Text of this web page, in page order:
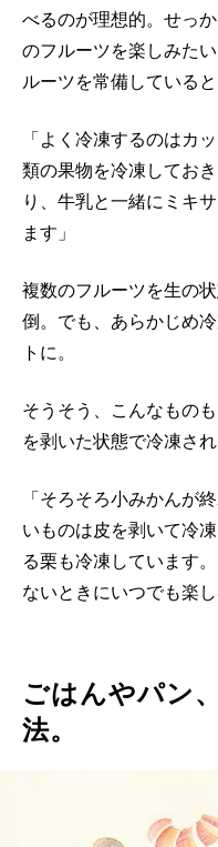
べるのが理想的。せっ
のフルーツを楽しみた
ルーツを常備していると
「よく冷凍するのはカ
類の果物を冷凍してお
り、牛乳と一緒にミキ
ます」
複数のフルーツを生の
倒。でも、あらかじめ
トに。
そうそう、こんなもの
を剥いた状態で冷凍さ
「そろそろ小みかんが
いものは皮を剥いて冷
る栗も冷凍しています
ないときにいつでも楽
ごはんやパン
法。